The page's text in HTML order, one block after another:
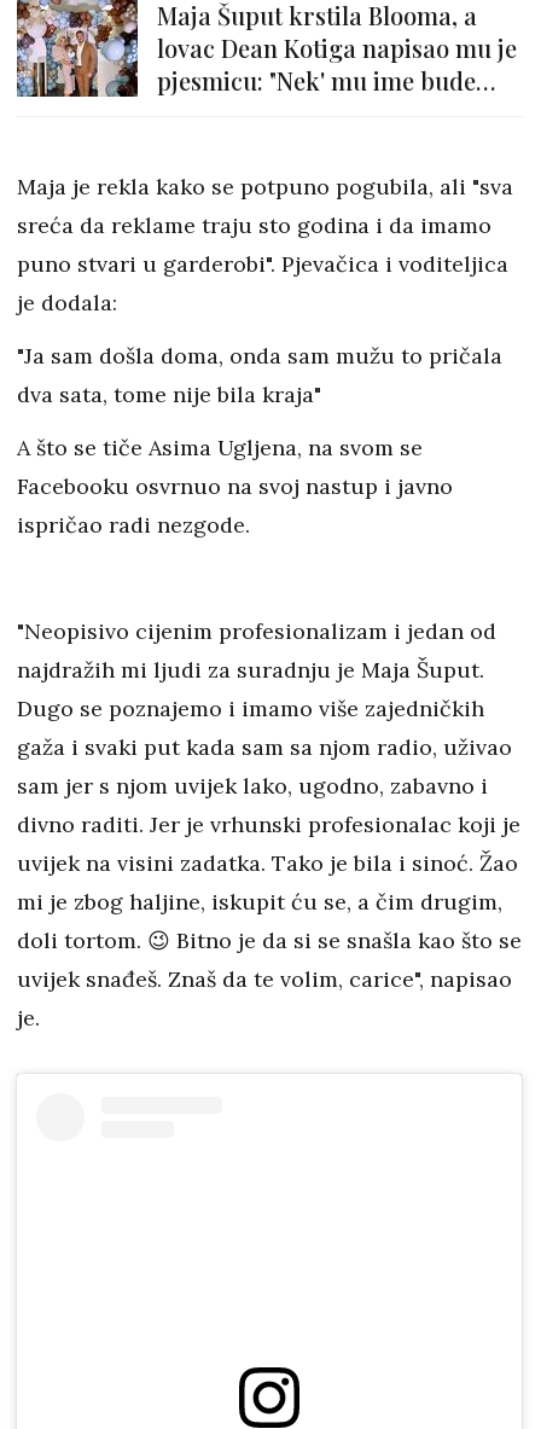
Maja Šuput krstila Blooma, a
lovac Dean Kotiga napisao mu je
pjesmicu: "Nek' mu ime bude
Maja je rekla kako se potpuno pogubila, ali "sva
sreća da reklame traju sto godina i da imamo
puno stvari u garderobi". Pjevačica i voditeljica
je dodala:
"Ja sam došla doma, onda sam mužu to pričala
dva sata, tome nije bila kraja"
A što se tiče Asima Ugljena, na svom se
Facebooku osvrnuo na svoj nastup i javno
ispričao radi nezgode.
"Neopisivo cijenim profesionalizam i jedan od
najdražih mi ljudi za suradnju je Maja Šuput.
Dugo se poznajemo i imamo više zajedničkih
gaža i svaki put kada sam sa njom radio, uživao
sam jer s njom uvijek lako, ugodno, zabavno i
divno raditi. Jer je vrhunski profesionalac koji je
uvijek na visini zadatka. Tako je bila i sinoć. Žao
mi je zbog haljine, iskupit ću se, a čim drugim,
doli tortom. 😉 Bitno je da si se snašla kao što se
uvijek snađeš. Znaš da te volim, carice", napisao
je.